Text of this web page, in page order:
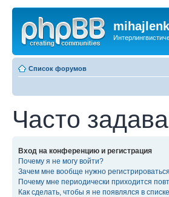
Список форумов
Часто
Вход на конференцию и регистрация
Почему я не могу войти?
Зачем мне вообще нужно
Почему мне периодически приходится
Как сделать, чтобы я не появлялся в